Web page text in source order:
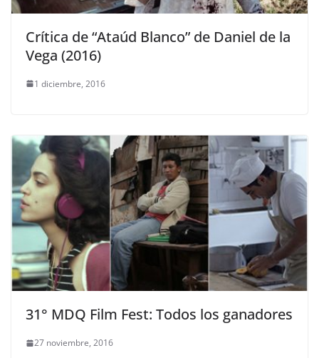
Crítica de “Ataúd Blanco” de Daniel de la
Vega (2016)
1 diciembre, 2016
31° MDQ Film Fest: Todos los ganadores
27 noviembre, 2016